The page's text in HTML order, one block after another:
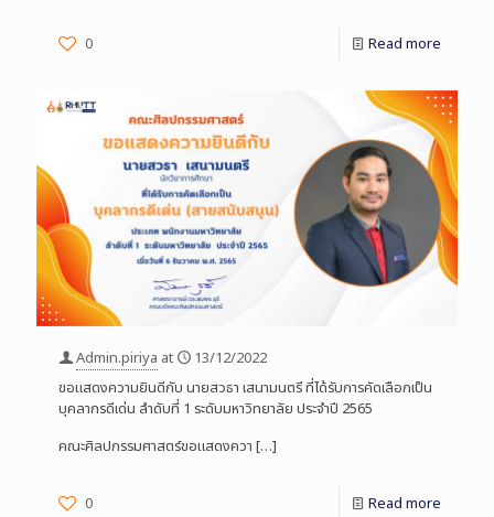
0 Read more
Admin.piriya at
13/12/2022
ขอแสดงความยินดีกับ นายสวธา เสนามนตรี ที่ได้รับการคัดเลือกเป็น
บุคลากรดีเด่น ลำดับที่ 1 ระดับมหาวิทยาลัย ประจำปี 2565
คณะศิลปกรรมศาสตร์ขอแสดงควา […]
0 Read more